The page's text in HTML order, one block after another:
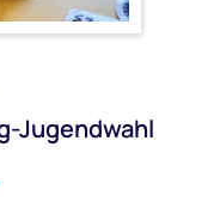
Jugendwahl